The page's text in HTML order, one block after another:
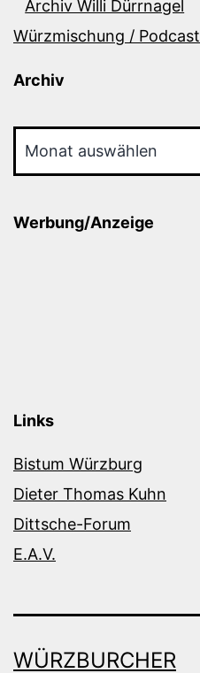
Archiv Willi Dürrnagel
Würzmischung / Podcast
Archiv
Werbung/Anzeige
Links
Bistum Würzburg
Dieter Thomas Kuhn
Dittsche-Forum
E.A.V.
WÜRZBURCHER